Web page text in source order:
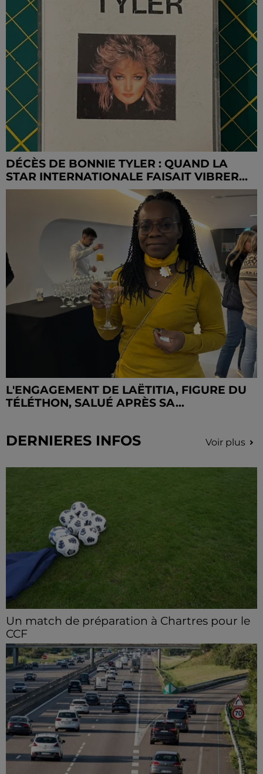
DÉCÈS DE BONNIE TYLER : QUAND LA
STAR INTERNATIONALE FAISAIT VIBRER...
L'ENGAGEMENT DE LAËTITIA, FIGURE DU
TÉLÉTHON, SALUÉ APRÈS SA...
DERNIERES INFOS Voir plus
Un match de préparation à Chartres pour le
CCF
Le C'Chartres Football reçoit, samedi 8 août les U19
Nationaux de l’US Orléans.